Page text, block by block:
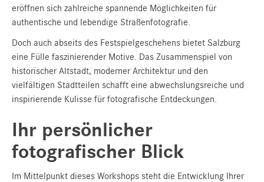
eröffnen sich zahlreiche spannende Möglichkeiten für
authentische und lebendige Straßenfotografie.
Doch auch abseits des Festspielgeschehens bietet Salzburg
eine Fülle faszinierender Motive. Das Zusammenspiel von
historischer Altstadt, moderner Architektur und den
vielfältigen Stadtteilen schafft eine abwechslungsreiche und
inspirierende Kulisse für fotografische Entdeckungen.
Ihr persönlicher
fotografischer Blick
Im Mittelpunkt dieses Workshops steht die Entwicklung Ihrer